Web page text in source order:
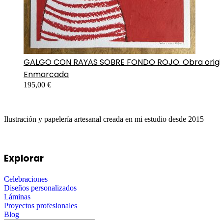
GALGO CON RAYAS SOBRE FONDO ROJO. Obra
Enmarcada
195,00 €
Ilustración y papelería artesanal creada en mi estudio desde 2015
Explorar
Celebraciones
Diseños personalizados
Láminas
Proyectos profesionales
Blog